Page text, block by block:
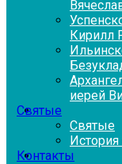
Кирилл
иерей
Святые
Святые
Контакты